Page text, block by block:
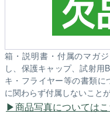
箱・説明書・付属のマガ
し、保護キャップ、試射用
キ・フライヤー等の書類
に関わらず付属しないことが
商品写真については